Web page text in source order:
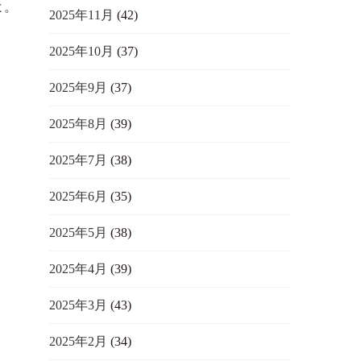
2025年11月 (42)
2025年10月 (37)
2025年9月 (37)
2025年8月 (39)
2025年7月 (38)
2025年6月 (35)
2025年5月 (38)
2025年4月 (39)
2025年3月 (43)
2025年2月 (34)